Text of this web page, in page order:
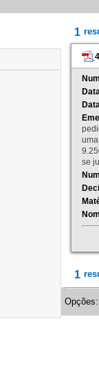
1
se
1
Opções: